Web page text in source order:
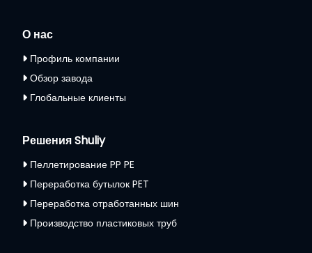
О нас
Профиль компании
Обзор завода
Глобальные клиенты
Решения Shuliy
Пеллетирование PP PE
Переработка бутылок PET
Переработка отработанных шин
Производство пластиковых труб